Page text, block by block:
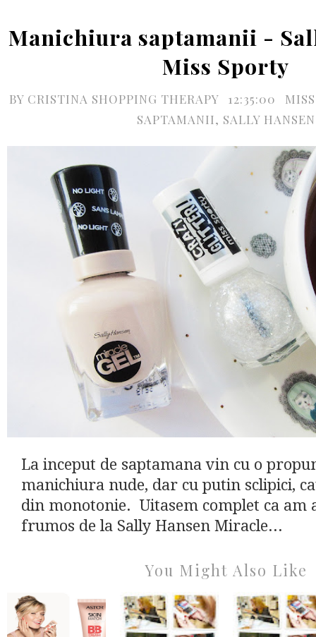
Manichiura saptamanii -
Miss Sporty
BY CRISTINA SHOPPING THERAPY 12:35:00
SAPTAMANII, SALLY HANSEN
La inceput de saptamana vin cu o
manichiura nude, dar cu putin sclipici,
din monotonie. Uitasem complet ca am
frumos de la Sally Hansen Miracle...
You Might Also Like